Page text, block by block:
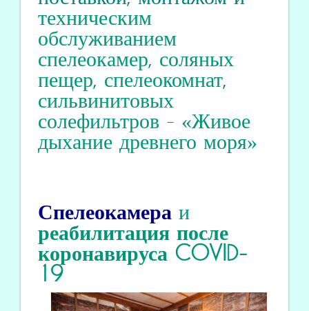
техническим
обслуживанием
спелеокамер, соляных
пещер, спелеокомнат,
сильвинитовых
солефильтров - «Живое
дыхание древнего моря»
Спелеокамера и
реабилитацияпосле
коронавируса COVID-
19